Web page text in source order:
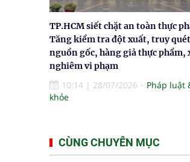
TP.HCM siết chặt an toàn thực
Tăng kiểm tra đột xuất, truy quét
nguồn gốc, hàng giả thực phẩm,
nghiêm vi phạm
10:14 | 28/07/2026
Pháp luật
khỏe
CÙNG CHUYÊN MỤC